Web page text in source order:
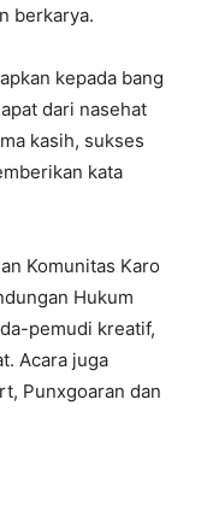
berkarya.
kepada bang
dari nasehat
kasih, sukses
kata
Komunitas Karo
Hukum
pemudi kreatif,
Acara juga
Punxgoaran dan